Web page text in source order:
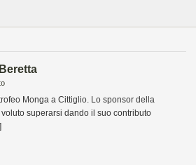
Monga a Cittiglio. Lo sponsor della
superarsi dando il suo contributo